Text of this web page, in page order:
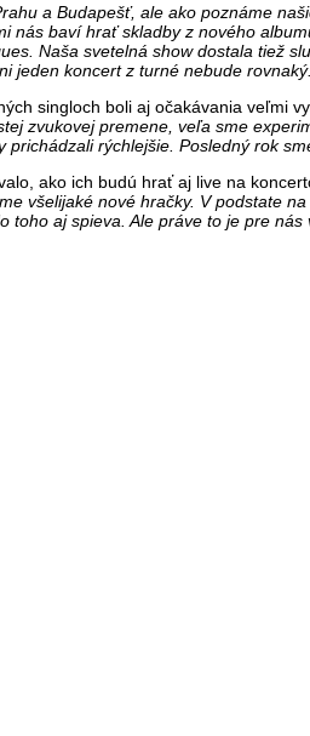
a Budapešť, ale ako poznáme
nás baví hrať skladby z nového
Naša svetelná show dostala tiež
jeden koncert z turné nebude rovnaký.
singloch boli aj očakávania veľmi
zvukovej premene, veľa sme
rýchlejšie. Posledný rok
ako ich budú hrať aj live na
všelijaké nové hračky. V podstate
aj spieva. Ale práve to je pre nás